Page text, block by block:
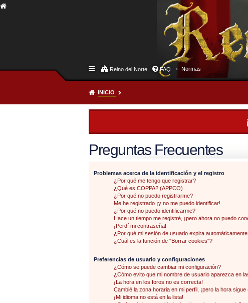
Reino del Norte FAQ Normas
INICIO
Preguntas Frecuentes
Problemas acerca de la identificación y el registro
¿Por qué me tengo que registrar?
¿Qué es COPPA? (APPCO)
¿Por qué no puedo registrarme?
Me he registrado ¡y no me puedo identificar!
¿Por qué no puedo identificarme?
Hace un tiempo me registré, ¡pero ahora no puedo
¡Perdí mi contraseña!
¿Por qué mi sesión de usuario expira
¿Cuál es la función de "Borrar cookies"?
Preferencias de usuario y configuraciones
¿Cómo se puede cambiar mi configuración?
¿Cómo evito que mi nombre de usuario aparezca en
¡La hora en los foros no es correcta!
Cambié la zona horaria en mi perfil, ¡pero la hora
¡Mi idioma no está en la lista!